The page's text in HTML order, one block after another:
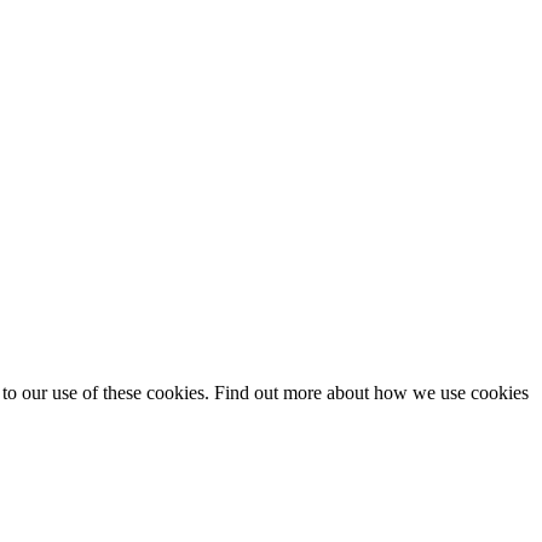
our use of these cookies. Find out more about how we use cookies